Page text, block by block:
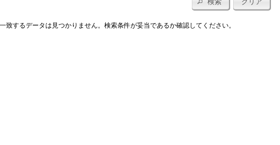
致するデータは見つかりません。検索条件が妥当であるか確認してください。